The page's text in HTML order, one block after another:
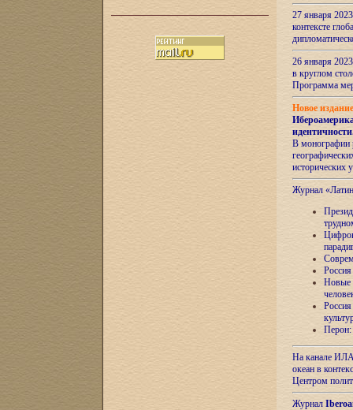
27 января
контексте
26 января
в круглом
Программа
Новое
идентичности
В монографии
исторических
Журнал
Новые
Перон:
На канале
океан в
Центром
Журнал